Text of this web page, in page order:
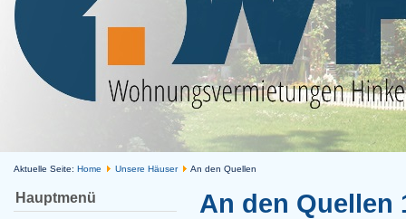
Aktuelle Seite: Home Unsere Häuser An den Quellen
Hauptmenü An den Quellen